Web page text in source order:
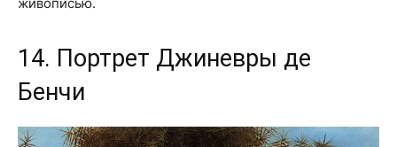
живописью.
14. Портрет Джиневры де
Бенчи